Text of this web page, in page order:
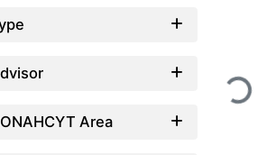
Area
Loading...